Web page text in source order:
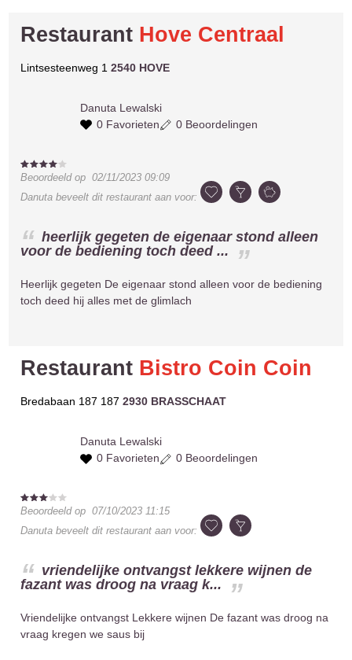
Restaurant Hove Centraal
Lintsesteenweg 12540 HOVE
Danuta Lewalski
0 Favorieten
0 Beoordelingen
Beoordeeld op02/11/2023 09:09
Danuta beveelt dit restaurant aan voor:
heerlijk gegeten de eigenaar stond alleen
voor de bediening toch deed ...
Heerlijk gegeten De eigenaar stond alleen voor de bediening
toch deed hij alles met de glimlach
Restaurant Bistro Coin Coin
Bredabaan 187 1872930 BRASSCHAAT
Danuta Lewalski
0 Favorieten
0 Beoordelingen
Beoordeeld op07/10/2023 11:15
Danuta beveelt dit restaurant aan voor:
vriendelijke ontvangst lekkere wijnen de
fazant was droog na vraag k...
Vriendelijke ontvangst Lekkere wijnen De fazant was droog na
vraag kregen we saus bij